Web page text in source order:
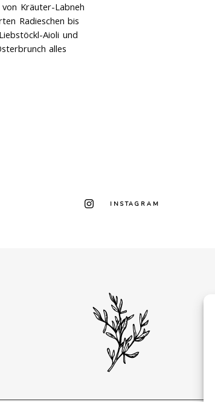
Kräuter-Labneh
Radieschen bis
Aioli und
alles
INSTAGRAM